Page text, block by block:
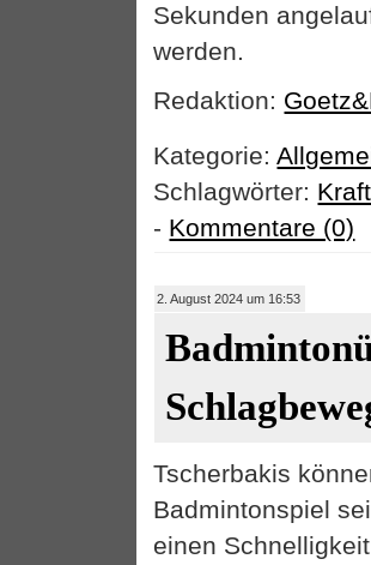
Sekunden
werden.
Redaktion:
Kategorie:
Schlagwörter:
- Kommentare (0)
2. August 2024 um 16:53
Tscherbakis
Badmintonspiel
einen